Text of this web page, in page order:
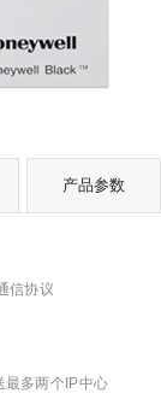
产品参数
信协议
最多两个IP中心